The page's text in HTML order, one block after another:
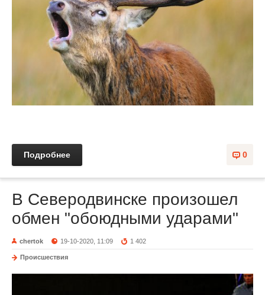
0
Подробнее
В Северодвинске произошел
обмен "обоюдными ударами"
chertok 19-10-2020, 11:09 1 402
Происшествия